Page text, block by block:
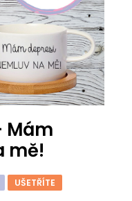
Mám
mě!
UŠETŘÍTE